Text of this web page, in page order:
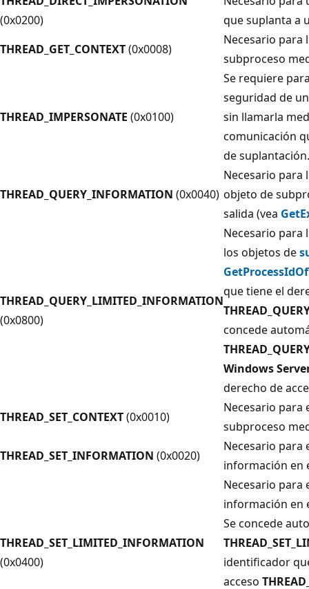
(0x0200)
que suplanta a
THREAD_GET_CONTEXT(0x0008)
Necesario para
subproceso
THREAD_IMPERSONATE (0x0100)
Se requiere
seguridad de
sin llamarla
comunicación
de suplantación.
THREAD_QUERY_INFORMATION (0x0040)
Necesario para
objeto de
salida (vea
THREAD_QUERY_LIMITED_INFORMATION
(0x0800)
Necesario para
los objetos de
que tiene el
concede
Windows
derecho de
THREAD_SET_CONTEXT(0x0010)
Necesario para
subproceso
THREAD_SET_INFORMATION (0x0020)
Necesario para
información en
THREAD_SET_LIMITED_INFORMATION
(0x0400)
Necesario para
información en
Se concede
identificador
acceso